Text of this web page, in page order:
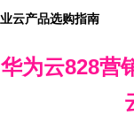
业云产品选购指南
华为云828营